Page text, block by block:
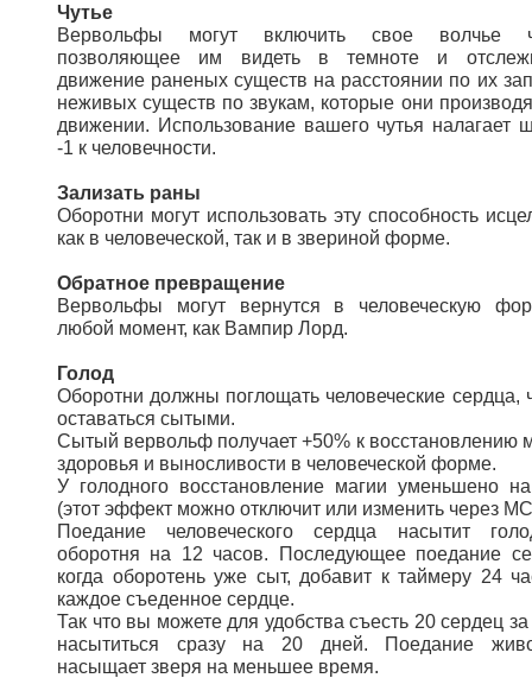
Чутье
Вервольфы могут включить свое волчье
позволяющее им видеть в темноте и
движение раненых существ на расстоянии по их
неживых существ по звукам, которые они
движении. Использование вашего чутья налагает
-1 к человечности.
Зализать раны
Оборотни могут использовать эту способность
как в человеческой, так и в звериной форме.
Обратное превращение
Вервольфы могут вернутся в человеческую
любой момент, как Вампир Лорд.
Голод
Оборотни должны поглощать человеческие сердца,
оставаться сытыми.
Сытый вервольф получает +50% к восстановлению
здоровья и выносливости в человеческой форме.
У голодного восстановление магии уменьшено
(этот эффект можно отключит или изменить через
Поедание человеческого сердца насытит
оборотня на 12 часов. Последующее поедание
когда оборотень уже сыт, добавит к таймеру 24
каждое съеденное сердце.
Так что вы можете для удобства съесть 20 сердец за
насытиться сразу на 20 дней. Поедание
насыщает зверя на меньшее время.